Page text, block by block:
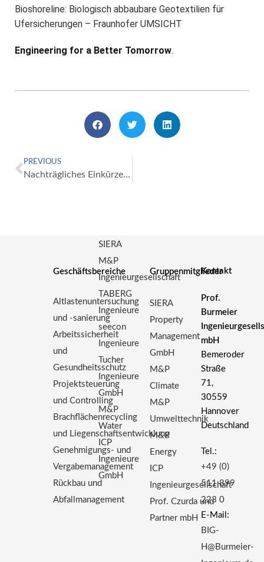
Bioshoreline: Biologisch abbaubare Geotextilien für
Ufersicherungen – Fraunhofer UMSICHT
Engineering for a Better Tomorrow.
PREVIOUS
Nachträgliches Einkürzen eines Dichtwandkopfes | BIG
Geschäftsbereiche
Altlastenuntersuchung
und -sanierung
Arbeitssicherheit
und
Gesundheitsschutz
Projektsteuerung
und Controlling
Brachflächenrecycling
und Liegenschaftsentwicklung
Genehmigungs- und
Vergabemanagement
Rückbau und
Abfallmanagement
SIERA
M&P
Ingenieurgesellschaft
TABERG
Ingenieure
seecon
Ingenieure
Tucher
Ingenieure
GmbH
M&P
Water
ICP
Ingenieure
GmbH
Gruppenmitglieder
SIERA
Property
Management
GmbH
M&P
Climate
M&P
Umwelttechnik
M&P
Energy
ICP
Ingenieurgesellschaft
Prof. Czurda und
Partner mbH
Kontakt
Prof.
Burmeier
mbH
Bemeroder
Straße
71,
30559
Hannover
Deutschland
Tel.:
+49 (0)
511 899
223 0
E-Mail:
BIG-
H@Burmeier-